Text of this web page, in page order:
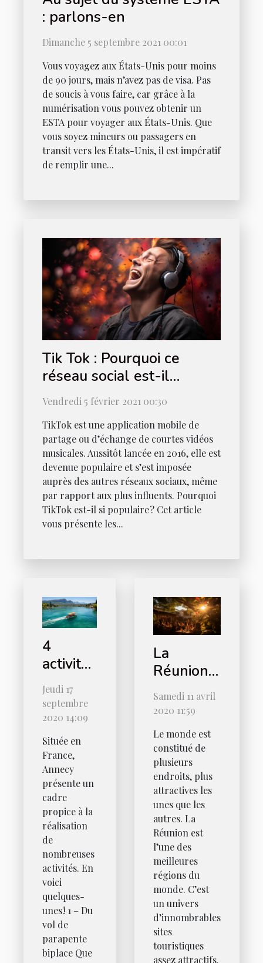
: parlons-en
Dimanche 5 septembre 2021 00:01
Vous voyagez aux États-Unis pour moins
de 90 jours, mais n’avez pas de visa. Pas
de soucis à vous faire, car grâce à la
numérisation vous pouvez obtenir un
ESTA pour voyager aux États-Unis. Que
vous soyez mineurs ou passagers en
transit vers les États-Unis, il est impératif
de remplir une...
Tik Tok : Pourquoi ce
réseau social est-il
populaire ?
Vendredi 5 février 2021 00:30
TikTok est une application mobile de
partage ou d’échange de courtes vidéos
musicales. Aussitôt lancée en 2016, elle est
devenue populaire et s’est imposée
auprès des autres réseaux sociaux, même
par rapport aux plus influents. Pourquoi
TikTok est-il si populaire ? Cet article
vous présente les...
4
activités
à faire à
Annecy
Jeudi 17
septembre
2020 14:09
Située en
France,
Annecy
présente un
cadre
propice à la
réalisation
de
nombreuses
activités. En
voici
quelques-
unes ! 1 – Du
vol de
parapente
biplace Que
La
Réunion :
cinq
endroits à
ne pas
manquer
Samedi 11 avril
2020 11:59
Le monde est
constitué de
plusieurs
endroits, plus
attractives les
unes que les
autres. La
Réunion est
l’une des
meilleures
régions du
monde. C’est
un univers
d’innombrables
sites
touristiques
assez attractifs.